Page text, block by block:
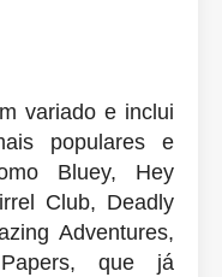
variado e inclui
populares e
Bluey, Hey
Club, Deadly
Adventures,
que já